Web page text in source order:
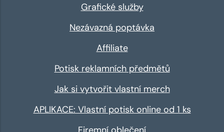
Grafické služby
Nezávazná poptávka
Affiliate
Potisk reklamních předmětů
Jak si vytvořit vlastní merch
APLIKACE: Vlastní potisk online od 1 ks